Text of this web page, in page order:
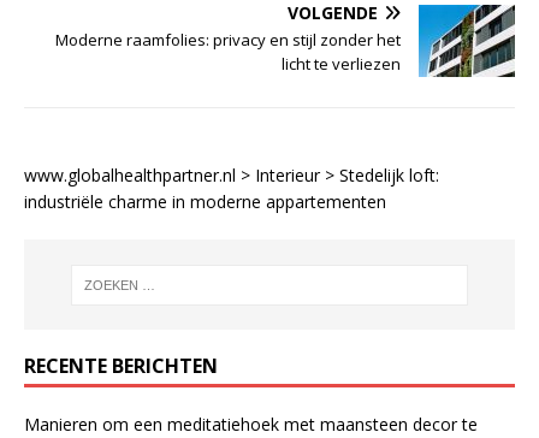
VOLGENDE
Moderne raamfolies: privacy en stijl zonder het
licht te verliezen
www.globalhealthpartner.nl > Interieur> Stedelijk loft:
industriële charme in moderne appartementen
RECENTE BERICHTEN
Manieren om een meditatiehoek met maansteen decor te